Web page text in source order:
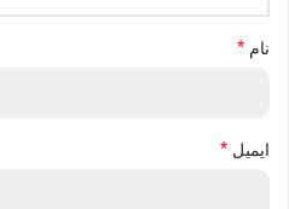
نام *
ایمیل *